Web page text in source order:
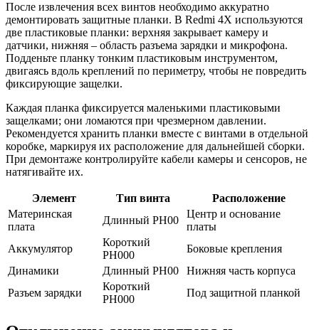
После извлечения всех винтов необходимо аккуратно
демонтировать защитные планки. В Redmi 4X используются
две пластиковые планки: верхняя закрывает камеру и
датчики, нижняя – область разъема зарядки и микрофона.
Подденьте планку тонким пластиковым инструментом,
двигаясь вдоль креплений по периметру, чтобы не повредить
фиксирующие защелки.
Каждая планка фиксируется маленькими пластиковыми
защелками; они ломаются при чрезмерном давлении.
Рекомендуется хранить планки вместе с винтами в отдельной
коробке, маркируя их расположение для дальнейшей сборки.
При демонтаже контролируйте кабели камеры и сенсоров, не
натягивайте их.
Элемент Тип винта
Расположение
Материнская
плата
Длинный PH00
Центр и основание
платы
Аккумулятор
Короткий
PH000
Боковые крепления
Динамики
Длинный PH00
Нижняя часть корпуса
Разъем зарядки
Короткий
PH000
Под защитной планкой